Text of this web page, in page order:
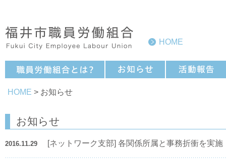
HOME
HOME > お知らせ
お知らせ
2016.11.29 [ネットワーク支部] 各関係所属と事務折衝を実施